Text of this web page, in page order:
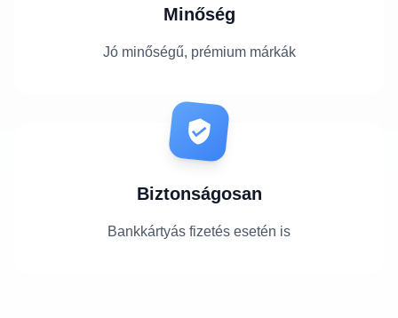
Minőség
Jó minőségű, prémium márkák
Biztonságosan
Bankkártyás fizetés esetén is